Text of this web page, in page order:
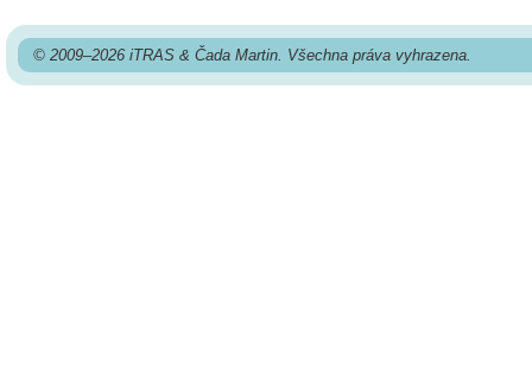
© 2009–2026 iTRAS & Čada Martin. Všechna práva vyhrazena.